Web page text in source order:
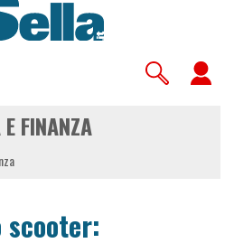
FINANZA